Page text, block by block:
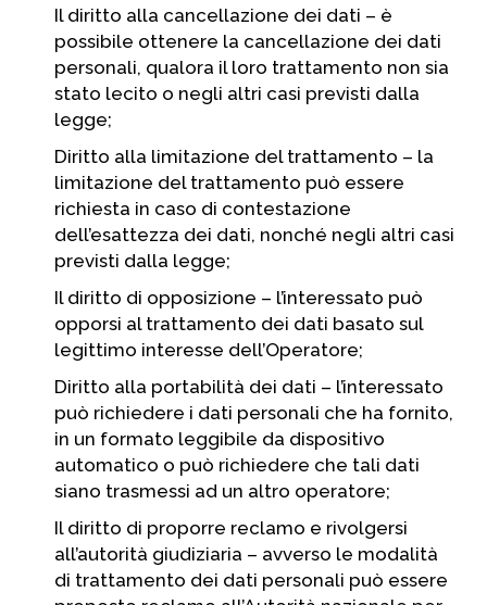
Il diritto alla cancellazione dei dati – è
possibile ottenere la cancellazione dei dati
personali, qualora il loro trattamento non sia
stato lecito o negli altri casi previsti dalla
legge;
Diritto alla limitazione del trattamento – la
limitazione del trattamento può essere
richiesta in caso di contestazione
dell’esattezza dei dati, nonché negli altri casi
previsti dalla legge;
Il diritto di opposizione – l’interessato può
opporsi al trattamento dei dati basato sul
legittimo interesse dell’Operatore;
Diritto alla portabilità dei dati – l’interessato
può richiedere i dati personali che ha fornito,
in un formato leggibile da dispositivo
automatico o può richiedere che tali dati
siano trasmessi ad un altro operatore;
Il diritto di proporre reclamo e rivolgersi
all’autorità giudiziaria – avverso le modalità
di trattamento dei dati personali può essere